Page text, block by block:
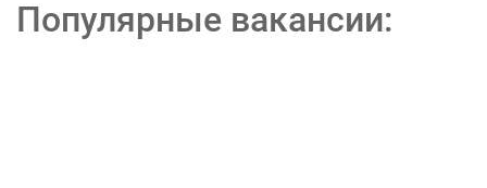
Популярные вакансии: